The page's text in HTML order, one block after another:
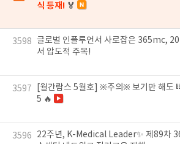
식 등재! 🏅
3598 글로벌 인플루언서 사로잡은 365mc,
서 압도적 주목!
3597
[월간람스 5월호] ※주의※ 보기만 해도
5 🔥
3596
22주년, K-Medical Leader✨ 제89차